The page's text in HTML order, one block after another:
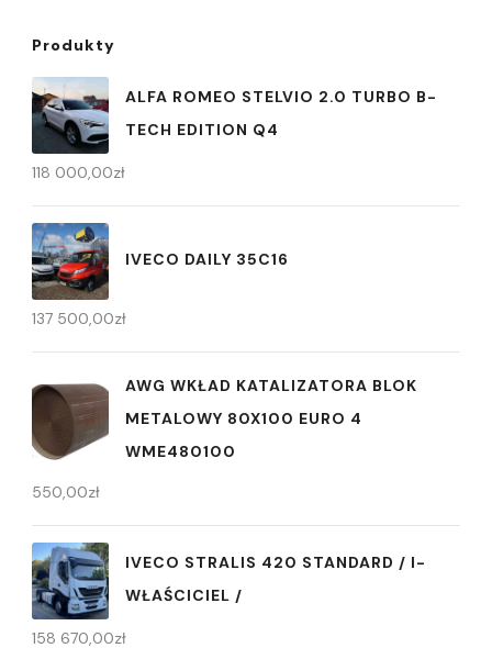
Produkty
ALFA ROMEO STELVIO 2.0 TURBO B-
TECH EDITION Q4
118 000,00zł
IVECO DAILY 35C16
137 500,00zł
AWG WKŁAD KATALIZATORA BLOK
METALOWY 80X100 EURO 4
WME480100
550,00zł
IVECO STRALIS 420 STANDARD / I-
WŁAŚCICIEL /
158 670,00zł